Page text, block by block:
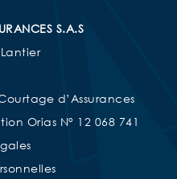
S.A.S
d’Assurances
Orias N° 12 068 741